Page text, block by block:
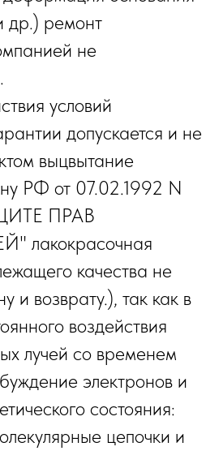
др.) ремонт
не
условий
допускается и не
выцвытание
РФ от 07.02.1992 N
ПРАВ
лакокрасочная
качества не
и возврату.), так как в
воздействия
лучей со временем
электронов и
состояния:
цепочки и